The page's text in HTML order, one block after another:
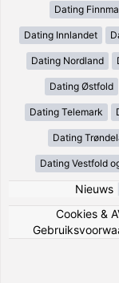
Dating
Dating Innlandet
Dating Nordland
Dating Østfold
Dating Telemark
Dating
Dating Vestfold
Nieuws|
Cookies &